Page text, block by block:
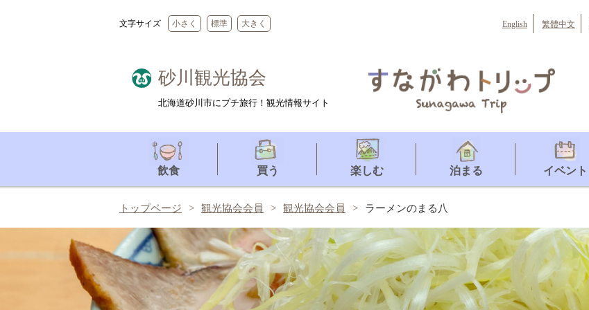
文字サイズ 小さく 標準 大きく English 繁體中文
砂川観光協会
北海道砂川市にプチ旅行！観光情報サイト
飲食 買う 楽しむ 泊まる イベント
トップページ 観光協会会員 観光協会会員 ラーメンのまる八